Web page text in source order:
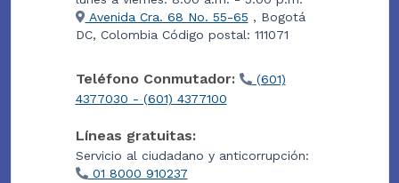
Avenida Cra. 68 No. 55-65 , Bogotá
DC, Colombia Código postal: 111071
Teléfono Conmutador:
(601)
4377030 - (601) 4377100
Líneas gratuitas:
Servicio al ciudadano y anticorrupción:
01 8000 910237